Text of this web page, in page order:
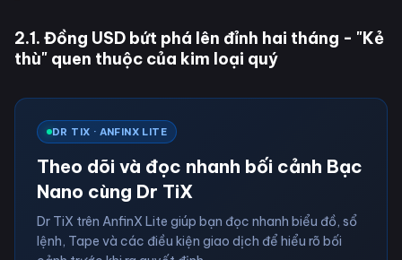
2.1. Đồng USD bứt phá lên đỉnh hai tháng - "Kẻ
thù" quen thuộc của kim loại quý
DR TIX · ANFINX LITE
Theo dõi và đọc nhanh bối cảnh Bạc
Nano cùng Dr TiX
Dr TiX trên AnfinX Lite giúp bạn đọc nhanh biểu đồ, sổ
lệnh, Tape và các điều kiện giao dịch để hiểu rõ bối